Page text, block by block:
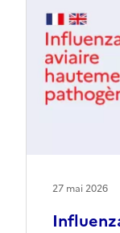
27 mai 2026